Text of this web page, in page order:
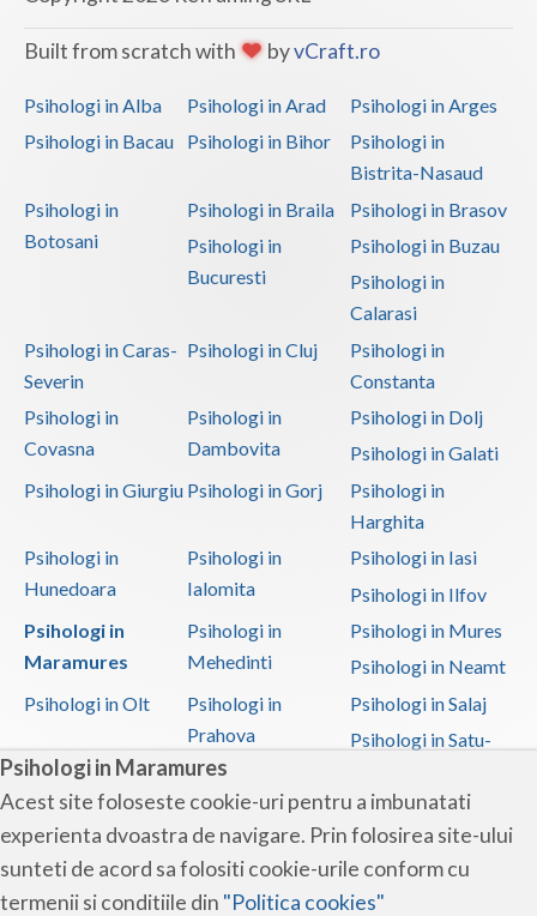
Psihologi in Maramures
Acest site foloseste cookie-uri pentru a imbunatati
experienta dvoastra de navigare. Prin folosirea site-ului
sunteti de acord sa folositi cookie-urile conform cu
termenii si conditiile din "Politica cookies"
Built from scratch with byvCraft.ro
Psihologi in Alba Psihologi in Arad
Psihologi in Arges
Psihologi in Bacau
Psihologi in Bihor
Psihologi in
Bistrita-Nasaud
Psihologi in
Botosani
Psihologi in Braila
Psihologi in Brasov
Psihologi in
Bucuresti
Psihologi in Buzau
Psihologi in
Calarasi
Psihologi in Caras-
Severin
Psihologi in Cluj
Psihologi in
Constanta
Psihologi in
Covasna
Psihologi in
Dambovita
Psihologi in Dolj
Psihologi in Galati
Psihologi in Giurgiu Psihologi in Gorj
Psihologi in
Harghita
Psihologi in
Hunedoara
Psihologi in
Ialomita
Psihologi in Iasi
Psihologi in Ilfov
Psihologi in
Maramures
Psihologi in
Mehedinti
Psihologi in Mures
Psihologi in Neamt
Psihologi in Olt
Psihologi in
Prahova
Psihologi in Salaj
Psihologi in Satu-
Psihologi in Sibiu
Psihologi in
Suceava
Psihologi in
Teleorman
Psihologi in Timis
Psihologi in Tulcea Psihologi in Valcea
Psihologi in Vaslui
Psihologi in